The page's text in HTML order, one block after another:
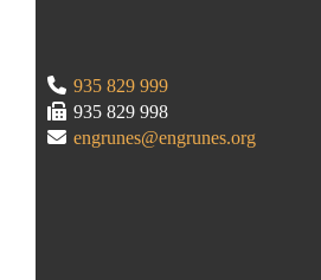
935 829 999
935 829 998
engrunes@engrunes.org